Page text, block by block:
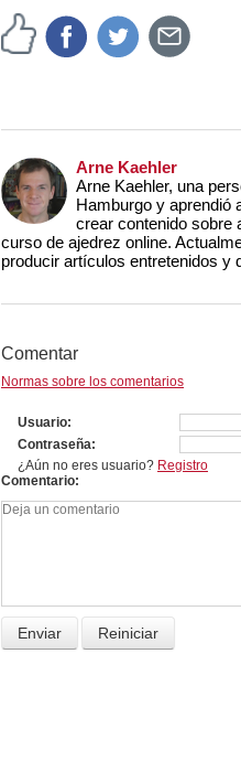
Arne Kaehler
Arne Kaehler, una
Hamburgo y aprendió
crear contenido sobre
curso de ajedrez online.
producir artículos entretenidos y
Comentar
Normas sobre los comentarios
Usuario
Contraseña
¿Aún no eres usuario? Registro
Comentario